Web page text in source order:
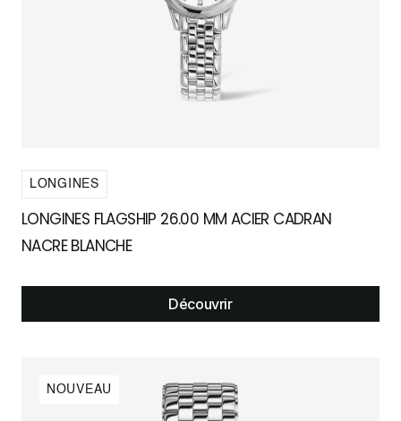
LONGINES
LONGINES FLAGSHIP 26.00 MM ACIER CADRAN
NACRE BLANCHE
Découvrir
NOUVEAU